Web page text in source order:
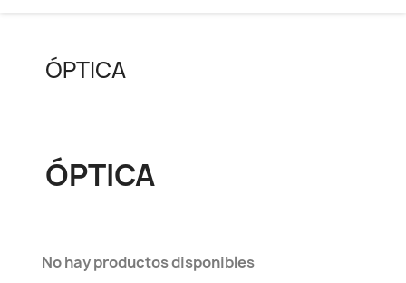
ÓPTICA
ÓPTICA
No hay productos disponibles